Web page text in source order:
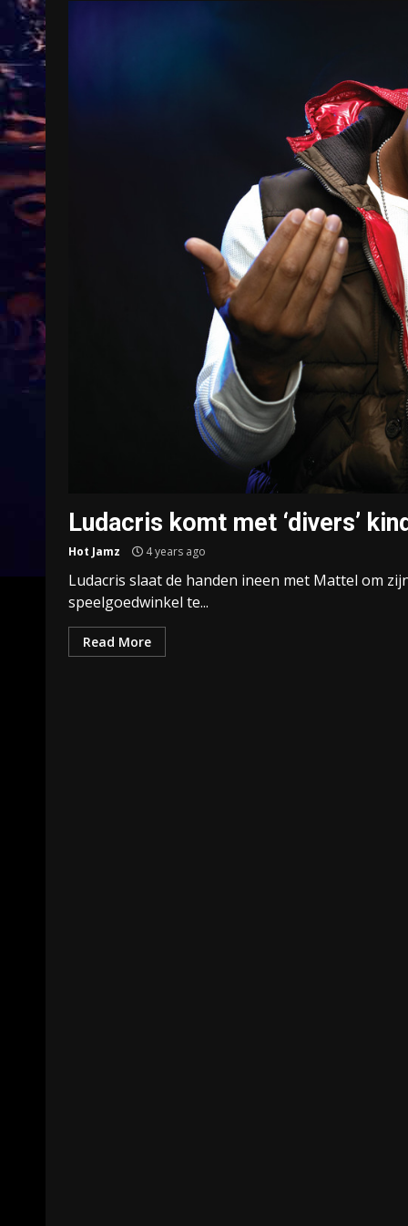
Ludacris komt met ‘divers’
Hot Jamz 4 years ago
Ludacris slaat de handen ineen met Mattel om
speelgoedwinkel te...
Read More
Treinkaartjes worden duurder,
abonnementen verdwijnen